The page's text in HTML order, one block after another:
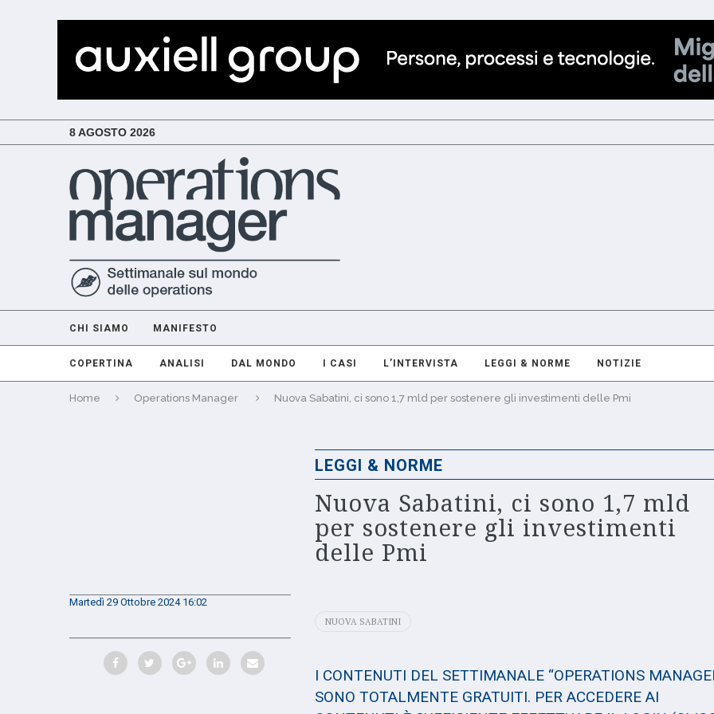
8 AGOSTO 2026
CHI SIAMO MANIFESTO
COPERTINA ANALISI DAL MONDO I CASI L’INTERVISTA LEGGI & NORME NOTIZIE
Home Operations Manager Nuova Sabatini, ci sono 1,7 mld per sostenere gli investimenti delle Pmi
LEGGI & NORME
Nuova Sabatini, ci sono 1,7 mld
per sostenere gli investimenti
delle Pmi
Martedì 29 Ottobre 2024 16:02
NUOVA SABATINI
I CONTENUTI DEL SETTIMANALE “OPERATIONS
SONO TOTALMENTE GRATUITI. PER ACCEDERE AI